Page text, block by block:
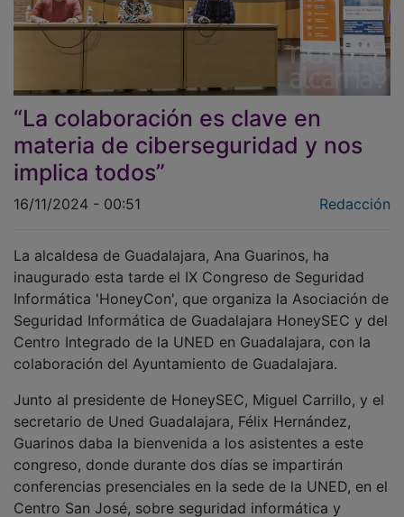
“La colaboración es clave en
materia de ciberseguridad y nos
implica todos”
16/11/2024 - 00:51
inaugurado esta tarde el IX Congreso de Seguridad
Informática 'HoneyCon', que organiza la Asociación de
Seguridad Informática de Guadalajara HoneySEC y del
Centro Integrado de la UNED en Guadalajara, con la
colaboración del Ayuntamiento de Guadalajara.
secretario de Uned Guadalajara, Félix Hernández,
Guarinos daba la bienvenida a los asistentes a este
congreso, donde durante dos días se impartirán
conferencias presenciales en la sede de la UNED, en el
Centro San José, sobre seguridad informática y